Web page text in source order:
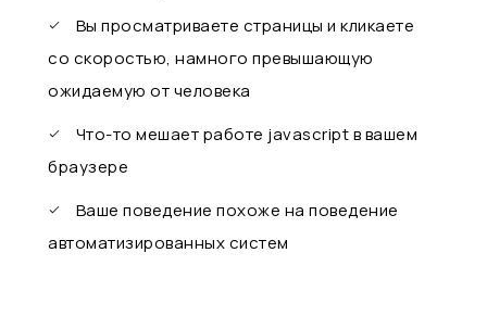
Вы просматриваете страницы и кликаете
со скоростью, намного превышающую
ожидаемую от человека
Что-то мешает работе javascript в вашем
браузере
Ваше поведение похоже на поведение
автоматизированных систем